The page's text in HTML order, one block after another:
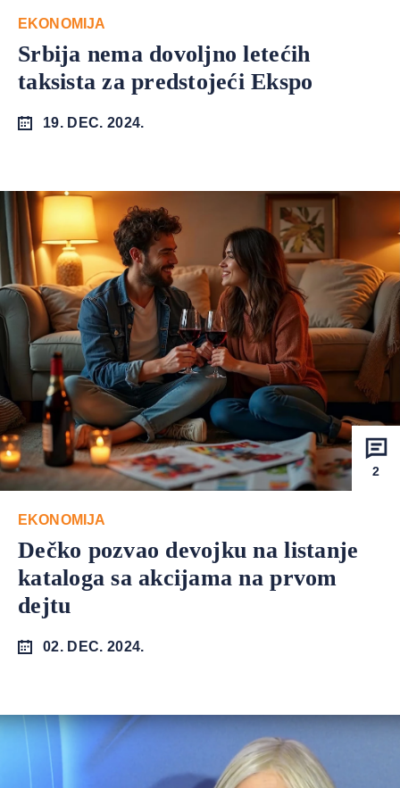
EKONOMIJA
Srbija nema dovoljno letećih
taksista za predstojeći Ekspo
19. DEC. 2024.
2
EKONOMIJA
Dečko pozvao devojku na listanje
kataloga sa akcijama na prvom
dejtu
02. DEC. 2024.